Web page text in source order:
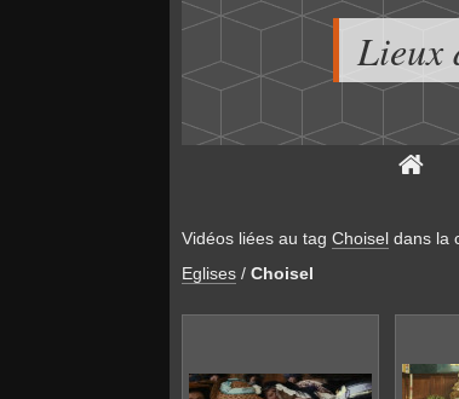
Lieux
Vidéos liées au tag Choiseldans la
Eglises / Choisel